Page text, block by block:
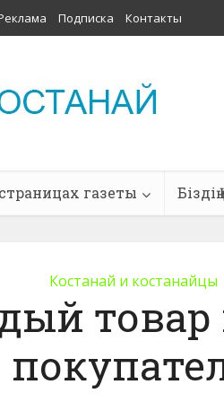
Подписка Контакты
газеты
Костанай и костанайцы
товар